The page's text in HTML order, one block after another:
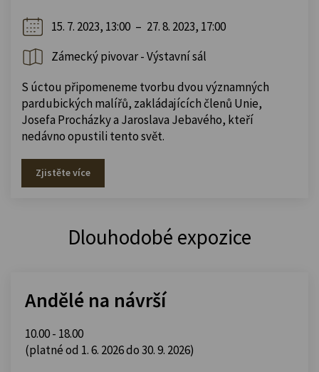
15. 7. 2023, 13:00 – 27. 8. 2023, 17:00
Zámecký pivovar - Výstavní sál
S úctou připomeneme tvorbu dvou významných
pardubických malířů, zakládajících členů Unie,
Josefa Procházky a Jaroslava Jebavého, kteří
nedávno opustili tento svět.
Zjistěte více
Dlouhodobé expozice
Andělé na návrší
10.00 - 18.00
(platné od 1. 6. 2026 do 30. 9. 2026)